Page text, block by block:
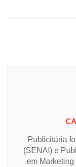
Publicitária
(SENAI) e
em